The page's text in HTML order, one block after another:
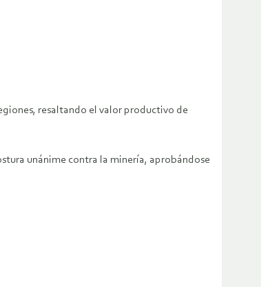
resaltando el valor productivo de
unánime contra la minería, aprobándose